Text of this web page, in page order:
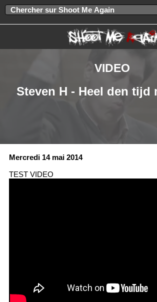
VIDEO
Steven H - Heel den tijd
Mercredi 14 mai 2014
TEST VIDEO